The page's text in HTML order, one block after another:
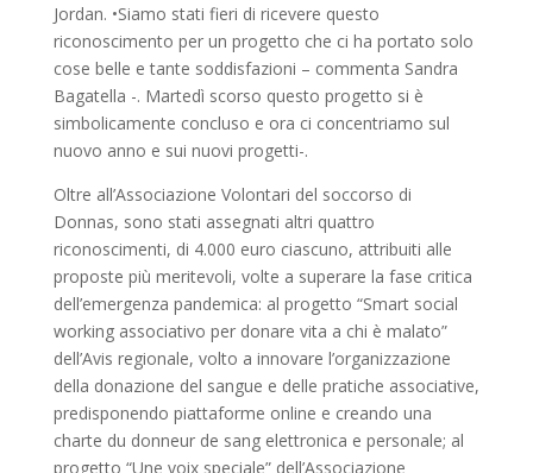
Jordan. •Siamo stati fieri di ricevere questo
riconoscimento per un progetto che ci ha portato solo
cose belle e tante soddisfazioni – commenta Sandra
Bagatella -. Martedì scorso questo progetto si è
simbolicamente concluso e ora ci concentriamo sul
nuovo anno e sui nuovi progetti-.
Oltre all’Associazione Volontari del soccorso di
Donnas, sono stati assegnati altri quattro
riconoscimenti, di 4.000 euro ciascuno, attribuiti alle
proposte più meritevoli, volte a superare la fase critica
dell’emergenza pandemica: al progetto “Smart social
working associativo per donare vita a chi è malato”
dell’Avis regionale, volto a innovare l’organizzazione
della donazione del sangue e delle pratiche associative,
predisponendo piattaforme online e creando una
charte du donneur de sang elettronica e personale; al
progetto “Une voix speciale” dell’Associazione